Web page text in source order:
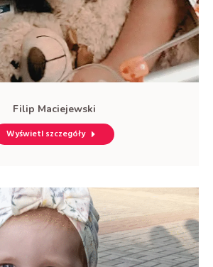
Filip Maciejewski
Wyświetl szczegóły